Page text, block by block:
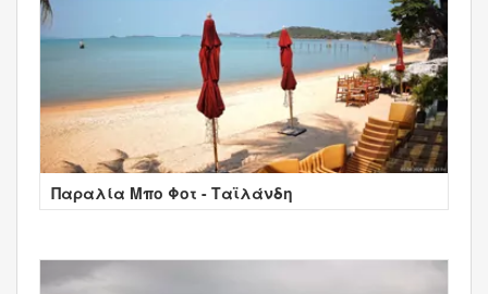
Παραλία Μπο Φοτ - Ταϊλάνδη